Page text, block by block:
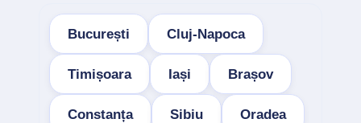
București Cluj-Napoca
Timișoara Iași Brașov
Constanța Sibiu Oradea